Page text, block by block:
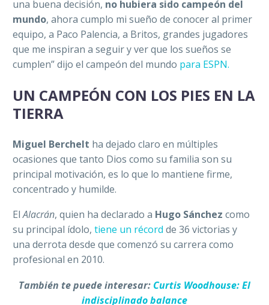
una buena decisión, no hubiera sido campeón del
mundo, ahora cumplo mi sueño de conocer al primer
equipo, a Paco Palencia, a Britos, grandes jugadores
que me inspiran a seguir y ver que los sueños se
cumplen” dijo el campeón del mundo para ESPN.
UN CAMPEÓN CON LOS PIES EN LA
TIERRA
Miguel Berchelt ha dejado claro en múltiples
ocasiones que tanto Dios como su familia son su
principal motivación, es lo que lo mantiene firme,
concentrado y humilde.
ElAlacrán, quien ha declarado a Hugo Sánchez como
su principal ídolo, tiene un récord de 36 victorias y
una derrota desde que comenzó su carrera como
profesional en 2010.
También te puede interesar: Curtis Woodhouse: El
indisciplinado balance